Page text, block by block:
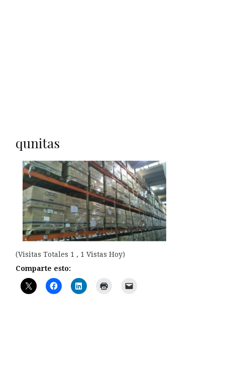
qunitas
(Visitas Totales 1 , 1 Vistas Hoy)
Comparte esto: